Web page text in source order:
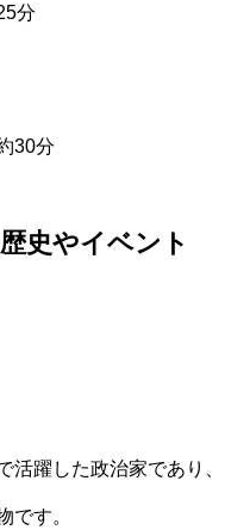
分
30分
史やイベント
活躍した政治家であり、
です。